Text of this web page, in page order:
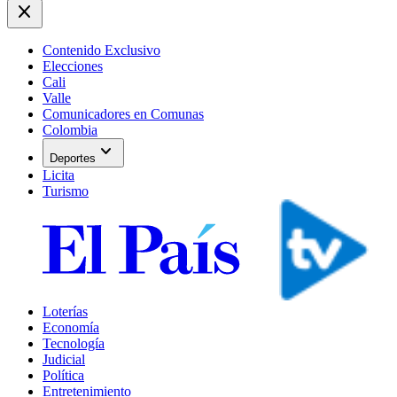
close
Contenido Exclusivo
Elecciones
Cali
Valle
Comunicadores en Comunas
Colombia
Deportes expand_more
Licita
Turismo
Loterías
Economía
Tecnología
Judicial
Política
Entretenimiento